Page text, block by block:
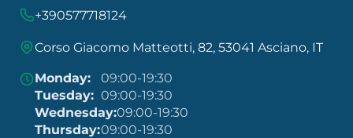
+390577718124
Corso Giacomo Matteotti, 82, 53041 Asciano, IT
Monday:
09:00-19:30
Tuesday: 09:00-19:30
Wednesday:09:00-19:30
Thursday:09:00-19:30